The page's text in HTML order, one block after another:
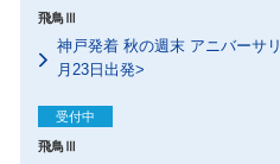
飛鳥Ⅲ
神戸発着 秋の週末 アニバーサ
月23日出発>
飛鳥Ⅲ
受付中